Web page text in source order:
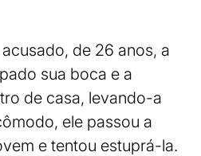
de 26 anos, a
sua boca e a
de casa, levando-a
ele passou a
e tentou estuprá-la.